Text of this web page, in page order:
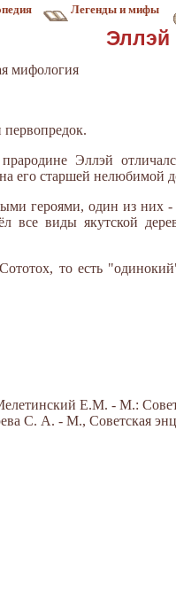
Легенды и мифы
Эллэй
мифология
Эллэй
его старшей нелюбимой
героями, один из
все виды якутской
то есть
Е.М. - М.:
С. А. - М., Советская